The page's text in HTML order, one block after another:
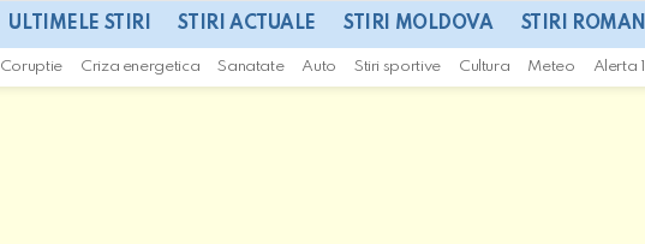
ULTIMELE STIRI STIRI ACTUALE STIRI MOLDOVA STIRI
Coruptie Criza energetica Sanatate Auto Stiri sportive Cultura Meteo Alerta